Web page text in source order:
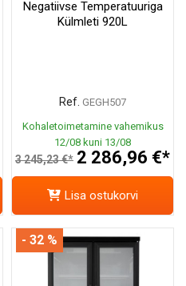
Negatiivse Temperatuuriga
Külmleti 920L
Ref. GEGH507
Kohaletoimetamine vahemikus
12/08 kuni 13/08
3 245,23 €* 2 286,96 €*
Lisa ostukorvi
- 32 %